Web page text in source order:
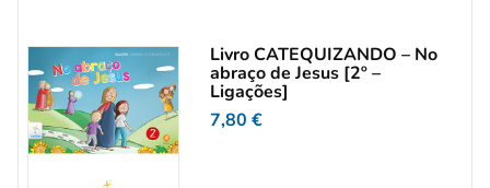
Livro CATEQUIZANDO – No
abraço de Jesus [2º –
Ligações]
7,80€